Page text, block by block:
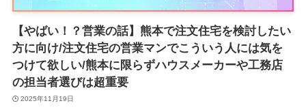
【やばい！？営業の話】熊本で注文住宅を検討したい
方に向け/注文住宅の営業マンでこういう人には気を
つけて欲しい/熊本に限らずハウスメーカーや工務店
の担当者選びは超重要
2025年11月19日